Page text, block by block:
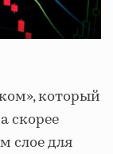
который
скорее
слое для